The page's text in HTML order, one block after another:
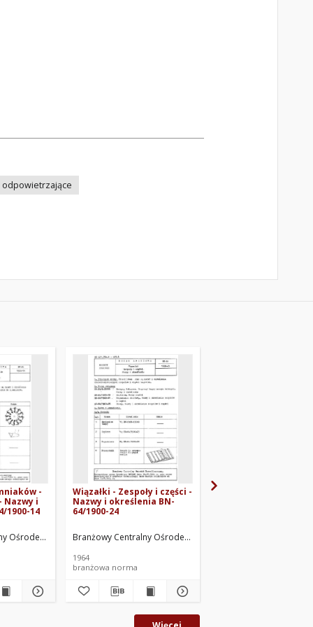
odpowietrzające
-
Nazwy i
1900-14
Ośrodek Normalizacyjny. Oprac.
Wiązałki - Zespoły i części -
Nazwy i określenia BN-
64/1900-24
Branżowy Centralny Ośrodek Normalizacyjny. Oprac.
1964
branżowa norma